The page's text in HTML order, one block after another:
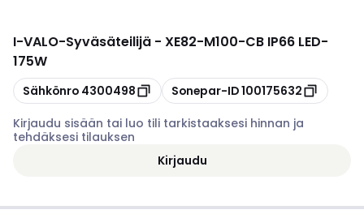
I-VALO-Syväsäteilijä - XE82-M100-CB IP66 LED-
175W
Kopioi
Sähkönro 4300498 Kopioi
Sonepar-ID100175632
Kirjaudu sisään tai luo tili tarkistaaksesi hinnan ja
tehdäksesi tilauksen
Kirjaudu